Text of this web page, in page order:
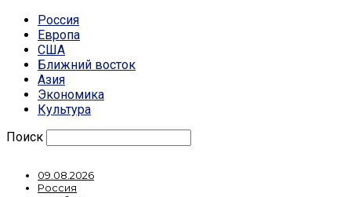
Россия
Европа
США
Ближний восток
Азия
Экономика
Культура
Поиск
09.08.2026
Россия